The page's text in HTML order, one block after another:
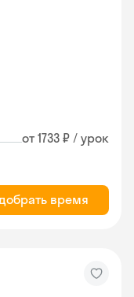
от 1733 ₽ / урок
время